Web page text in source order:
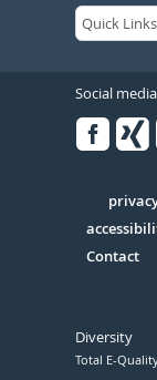
Social
Serivce
Contact
Diversity
Total E-